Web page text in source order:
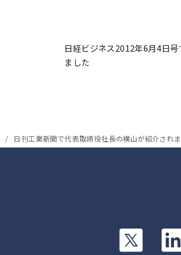
日経ビジネス2012年6月4日
ました
日刊工業新聞で代表取締役社長の横山が紹介され
カ